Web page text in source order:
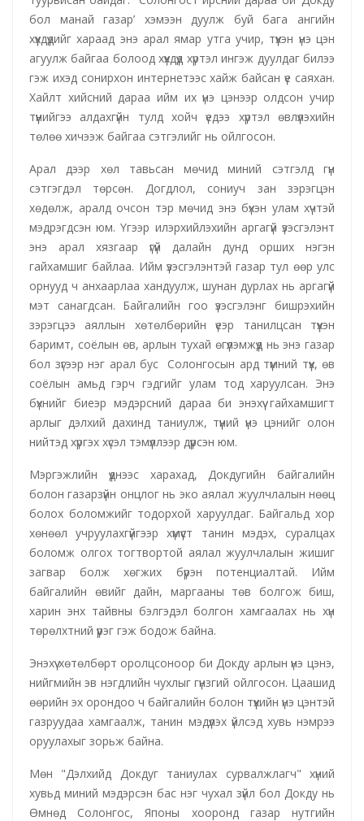
бол манай газар’ хэмээн дуулж буй бага ангийн
хүүхдүүдийг хараад энэ арал ямар утга учир, түүхэн үнэ цэн
агуулж байгаа болоод хүүхдүүд хүртэл ингэж дуулдаг билээ
гэж ихэд сонирхон интернетээс хайж байсан үе саяхан.
Хайлт хийсний дараа ийм их үнэ цэнээр олдсон учир
түүнийгээ алдахгүйн тулд хойч үедээ хүртэл өвлүүлэхийн
төлөө хичээж байгаа сэтгэлийг нь ойлгосон.
Арал дээр хөл тавьсан мөчид миний сэтгэлд гүн
сэтгэгдэл төрсөн. Догдлол, сониуч зан зэрэгцэн
хөдөлж, аралд очсон тэр мөчид энэ бүхэн улам хүчтэй
мэдрэгдсэн юм. Үгээр илэрхийлэхийн аргагүй үзэсгэлэнт
энэ арал хязгаар үгүй далайн дунд орших нэгэн
гайхамшиг байлаа. Ийм үзэсгэлэнтэй газар тул өөр улс
орнууд ч анхаарлаа хандуулж, шунан дурлах нь аргагүй
мэт санагдсан. Байгалийн гоо үзэсгэлэнг бишрэхийн
зэрэгцээ аяллын хөтөлбөрийн үеэр танилцсан түүхэн
баримт, соёлын өв, арлын тухай өгүүлэмжүүд нь энэ газар
бол зүгээр нэг арал бус Солонгосын ард түмний түүх, өв
соёлын амьд гэрч гэдгийг улам тод харуулсан. Энэ
бүхнийг биеэр мэдэрсний дараа би энэхүү гайхамшигт
арлыг дэлхий дахинд таниулж, түүний үнэ цэнийг олон
нийтэд хүргэх хүсэл тэмүүллээр дүүрсэн юм.
Мэргэжлийн үүднээс харахад, Докдугийн байгалийн
болон газарзүйн онцлог нь эко аялал жуулчлалын нөөц
болох боломжийг тодорхой харуулдаг. Байгальд хор
хөнөөл учруулахгүйгээр хүмүүст танин мэдэх, суралцах
боломж олгох тогтвортой аялал жуулчлалын жишиг
загвар болж хөгжих бүрэн потенциалтай. Ийм
байгалийн өвийг дайн, маргааны төв болгож биш,
харин энх тайвны бэлгэдэл болгон хамгаалах нь хүн
төрөлхтний үүрэг гэж бодож байна.
Энэхүү хөтөлбөрт оролцсоноор би Докду арлын үнэ цэнэ,
нийгмийн эв нэгдлийн чухлыг гүнзгий ойлгосон. Цаашид
өөрийн эх орондоо ч байгалийн болон түүхийн үнэ цэнтэй
газруудаа хамгаалж, танин мэдүүлэх үйлсэд хувь нэмрээ
оруулахыг зорьж байна.
Мөн "Дэлхийд Докдуг таниулах сурвалжлагч" хүний
хувьд миний мэдэрсэн бас нэг чухал зүйл бол Докду нь
Өмнөд Солонгос, Японы хооронд газар нутгийн